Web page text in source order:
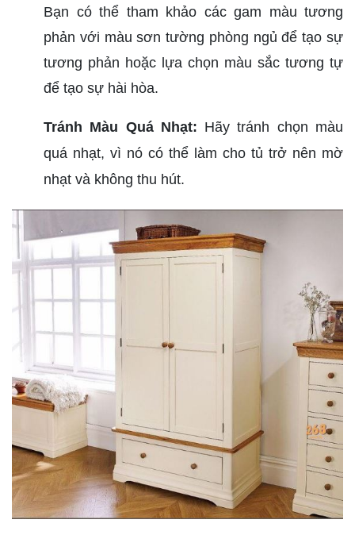
Bạn có thể tham khảo các gam màu tương
phản với màu sơn tường phòng ngủ để tạo sự
tương phản hoặc lựa chọn màu sắc tương tự
để tạo sự hài hòa.
Tránh Màu Quá Nhạt: Hãy tránh chọn màu
quá nhạt, vì nó có thể làm cho tủ trở nên mờ
nhạt và không thu hút.